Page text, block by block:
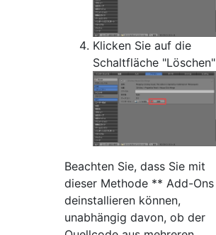
Klicken Sie auf die
Schaltfläche "Löschen"
Beachten Sie, dass Sie mit
dieser Methode ** Add-Ons
deinstallieren können,
unabhängig davon, ob der